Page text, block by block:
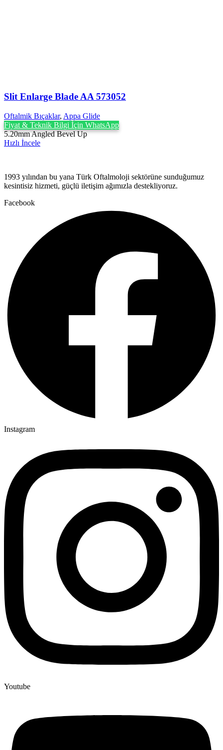
Slit Enlarge Blade AA 573052
Oftalmik Bıçaklar, Appa Glide
Fiyat & Teknik Bilgi İçin WhatsApp
5.20mm Angled Bevel Up
Hızlı İncele
1993 yılından bu yana Türk Oftalmoloji sektörüne sunduğumuz
kesintisiz hizmeti, güçlü iletişim ağımızla destekliyoruz.
Facebook
Instagram
Youtube